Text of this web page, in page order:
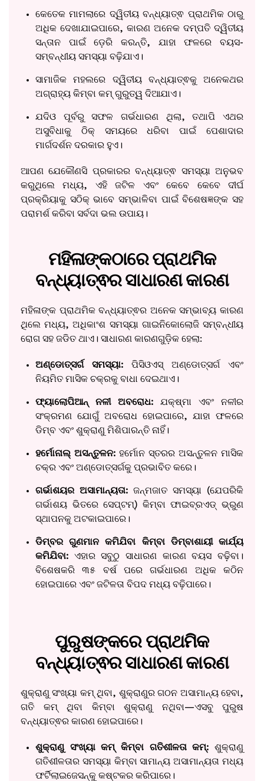
କେତେକ ମାମଲାରେ ଦ୍ୱିତୀୟ ବନ୍ଧ୍ୟାତ୍ଵ ପ୍ରାଥମିକ ଠାରୁ
ଅଧିକ ଦେଖାଯାଇପାରେ, କାରଣ ଅନେକ ଦମ୍ପତି ଦ୍ୱିତୀୟ
ସନ୍ତାନ ପାଇଁ ଡ଼େରି କରନ୍ତି, ଯାହା ଫଳରେ ବୟସ-
ସମ୍ବନ୍ଧୀୟ ସମସ୍ୟା ବଢ଼ିଯାଏ।
ସାମାଜିକ ମହଲରେ ଦ୍ୱିତୀୟ ବନ୍ଧ୍ୟାତ୍ଵକୁ ଅନେକଥର
ଅଗ୍ରାହ୍ୟ କିମ୍ବା କମ୍ ଗୁରୁତ୍ୱ ଦିଆଯାଏ।
ଯଦିଓ ପୂର୍ବରୁ ସଫଳ ଗର୍ଭଧାରଣ ଥିଲା, ତଥାପି ଏଥର
ଅସୁବିଧାକୁ ଠିକ୍ ସମୟରେ ଧରିବା ପାଇଁ ପେଶାଦାର
ମାର୍ଗଦର୍ଶନ ଦରକାର ହୁଏ।
ଆପଣ ଯେକୌଣସି ପ୍ରକାରର ବନ୍ଧ୍ୟାତ୍ଵ ସମସ୍ୟା ଅନୁଭବ
କରୁଥିଲେ ମଧ୍ୟ, ଏହି ଜଟିଳ ଏବଂ କେବେ କେବେ ଦୀର୍ଘ
ପ୍ରକ୍ରିୟାକୁ ସଠିକ୍ ଭାବେ ସମ୍ଭାଳିବା ପାଇଁ ବିଶେଷଜ୍ଞଙ୍କ ସହ
ପରାମର୍ଶ କରିବା ସର୍ବଦା ଭଲ ଉପାୟ।
ମହିଳାଙ୍କଠାରେ ପ୍ରାଥମିକ
ବନ୍ଧ୍ୟାତ୍ଵର ସାଧାରଣ କାରଣ
ମହିଳାଙ୍କ ପ୍ରାଥମିକ ବନ୍ଧ୍ୟାତ୍ଵର ଅନେକ ସମ୍ଭାବ୍ୟ କାରଣ
ଥିଲେ ମଧ୍ୟ, ଅଧିକାଂଶ ସମସ୍ୟା ଗାଇନିକୋଲୋଜି ସମ୍ବନ୍ଧୀୟ
ରୋଗ ସହ ଜଡିତ ଥାଏ। ସାଧାରଣ କାରଣଗୁଡ଼ିକ ହେଲା:
ଅଣ୍ଡୋତ୍ସର୍ଗ ସମସ୍ୟା: ପିସିଓଏସ୍ ଅଣ୍ଡୋତ୍ସର୍ଗ ଏବଂ
ନିୟମିତ ମାସିକ ଚକ୍ରକୁ ବାଧା ଦେଇଥାଏ।
ଫ୍ୟାଲୋପିଆନ୍ ନଳୀ ଅବରୋଧ: ଯକ୍ଷ୍ମା ଏବଂ ନଳୀର
ସଂକ୍ରମଣ ଯୋଗୁଁ ଅବରୋଧ ହୋଇପାରେ, ଯାହା ଫଳରେ
ଡିମ୍ବ ଏବଂ ଶୁକ୍ରାଣୁ ମିଶିପାରନ୍ତି ନାହିଁ।
ହର୍ମୋନାଲ୍ ଅସନ୍ତୁଳନ: ହର୍ମୋନ ସ୍ତରର ଅସନ୍ତୁଳନ ମାସିକ
ଚକ୍ର ଏବଂ ଅଣ୍ଡୋତ୍ସର୍ଗକୁ ପ୍ରଭାବିତ କରେ।
ଗର୍ଭାଶୟର ଅସାମାନ୍ୟତା: ଜନ୍ମଜାତ ସମସ୍ୟା (ଯେପରିକି
ଗର୍ଭାଶୟ ଭିତରେ ସେପ୍ଟମ୍) କିମ୍ବା ଫାଇବ୍ରଏଡ୍ ଭ୍ରୁଣ
ସ୍ଥାପନକୁ ଅଟକାଇପାରେ।
ଡିମ୍ବର ଗୁଣମାନ କମିଯିବା କିମ୍ବା ଡିମ୍ବାଶାୟୀ କାର୍ଯ୍ୟ
କମିଯିବା: ଏହାର ସବୁଠୁ ସାଧାରଣ କାରଣ ବୟସ ବଢ଼ିବା।
ବିଶେଷକରି ୩୫ ବର୍ଷ ପରେ ଗର୍ଭଧାରଣ ଅଧିକ କଠିନ
ହୋଇପାରେ ଏବଂ ଜଟିଳତା ବିପଦ ମଧ୍ୟ ବଢ଼ିପାରେ।
ପୁରୁଷଙ୍କରେ ପ୍ରାଥମିକ
ବନ୍ଧ୍ୟାତ୍ଵର ସାଧାରଣ କାରଣ
ଶୁକ୍ରାଣୁ ସଂଖ୍ୟା କମ୍ ଥିବା, ଶୁକ୍ରାଣୁର ଗଠନ ଅସାମାନ୍ୟ ହେବା,
ଗତି କମ୍ ଥିବା କିମ୍ବା ଶୁକ୍ରାଣୁ ନଥିବା—ଏସବୁ ପୁରୁଷ
ବନ୍ଧ୍ୟାତ୍ଵର କାରଣ ହୋଇପାରେ।
ଶୁକ୍ରାଣୁ ସଂଖ୍ୟା କମ୍ କିମ୍ବା ଗତିଶୀଳତା କମ୍: ଶୁକ୍ରାଣୁ
ଗତିଶୀଳତାର ସମସ୍ୟା କିମ୍ବା ସାମାନ୍ୟ ଅସାମାନ୍ୟତା ମଧ୍ୟ
ଫର୍ଟିଲାଇଜେସନ୍‌କୁ କଷ୍ଟକର କରିପାରେ।